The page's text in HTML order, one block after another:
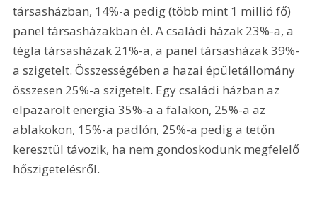
társasházban, 14%-a pedig (több mint 1 millió fő)
panel társasházakban él. A családi házak 23%-a, a
tégla társasházak 21%-a, a panel társasházak 39%-
a szigetelt. Összességében a hazai épületállomány
összesen 25%-a szigetelt. Egy családi házban az
elpazarolt energia 35%-a a falakon, 25%-a az
ablakokon, 15%-a padlón, 25%-a pedig a tetőn
keresztül távozik, ha nem gondoskodunk megfelelő
hőszigetelésről.